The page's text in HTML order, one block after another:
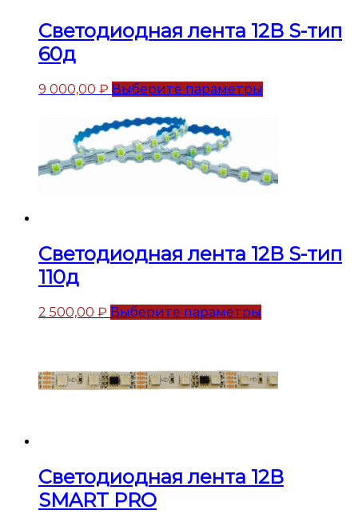
Светодиодная лента 12В S-тип
60д
9 000,00 ₽ Выберите параметры
Светодиодная лента 12В S-тип
110д
2 500,00 ₽ Выберите параметры
Светодиодная лента 12В
SMART PRO